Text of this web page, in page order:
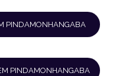
PINDAMONHANGABA
PINDAMONHANGABA